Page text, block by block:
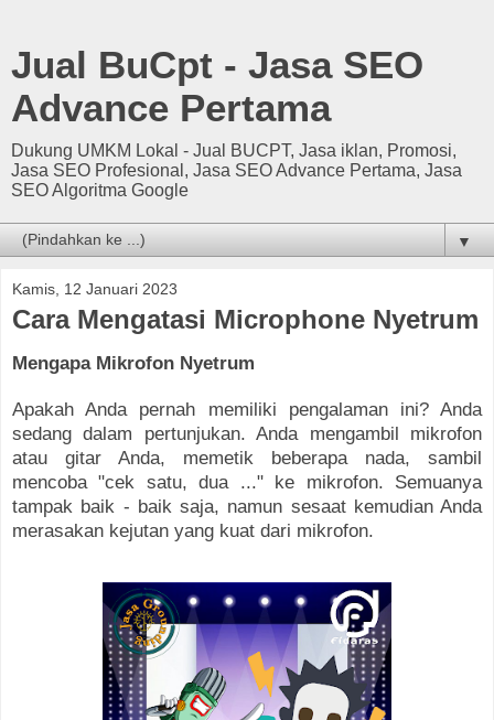
Jual BuCpt - Jasa SEO
Advance Pertama
Dukung UMKM Lokal - Jual BUCPT, Jasa iklan, Promosi,
Jasa SEO Profesional, Jasa SEO Advance Pertama, Jasa
SEO Algoritma Google
▼
Kamis, 12 Januari 2023
Cara Mengatasi Microphone Nyetrum
Mengapa Mikrofon Nyetrum
Apakah Anda pernah memiliki pengalaman ini? Anda
sedang dalam pertunjukan. Anda mengambil mikrofon
atau gitar Anda, memetik beberapa nada, sambil
mencoba "cek satu, dua ..." ke mikrofon. Semuanya
tampak baik - baik saja, namun sesaat kemudian Anda
merasakan kejutan yang kuat dari mikrofon.